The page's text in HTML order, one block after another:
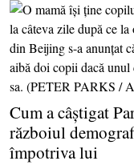
Cum a câştigat
războiul
împotriva lui